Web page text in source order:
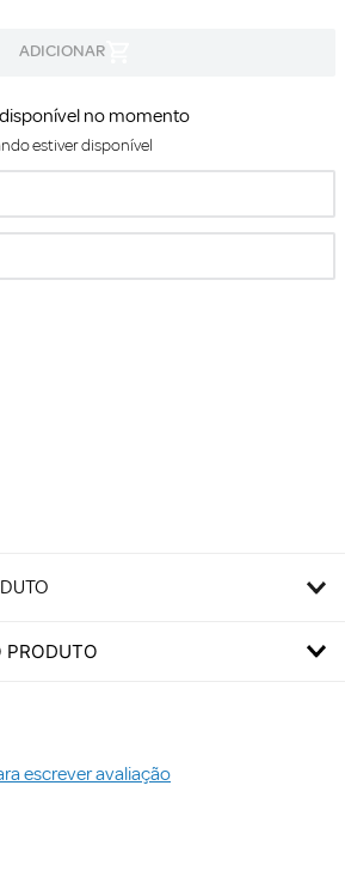
no momento
estiver disponível
PRODUTO
escrever avaliação